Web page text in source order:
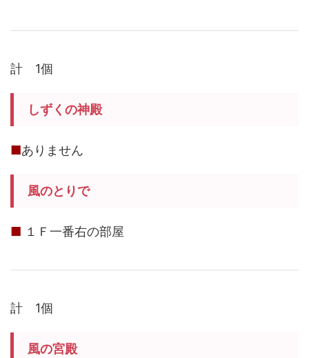
計 1個
しずくの神殿
■ありません
風のとりで
■ １Ｆ一番右の部屋
計 1個
風の宮殿